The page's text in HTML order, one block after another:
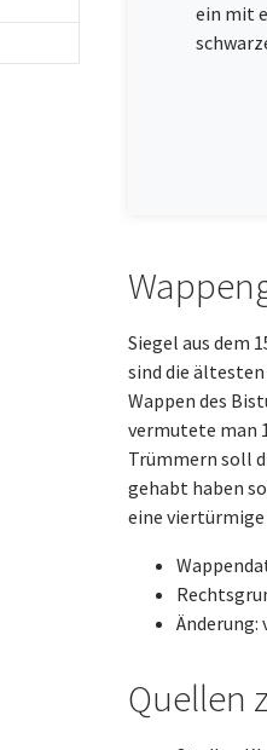
ein mit
Siegel aus dem
sind die ältesten
Wappen des
vermutete man
Trümmern soll
gehabt haben
eine
Änderung:
Quellen